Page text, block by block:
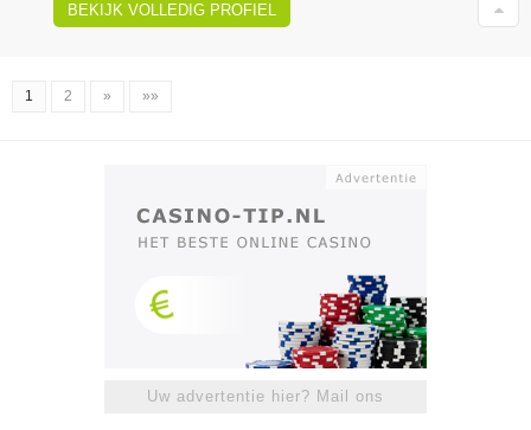
BEKIJK VOLLEDIG PROFIEL
1 2 » »»
Uw advertentie hier? Mail ons